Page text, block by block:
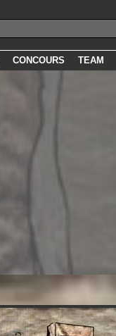
CONCOURS TEAM